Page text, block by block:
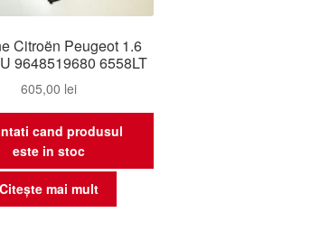
Citroën Peugeot 1.6
9648519680 6558LT
605,00 lei
cand produsul
este in stoc
Citește mai mult